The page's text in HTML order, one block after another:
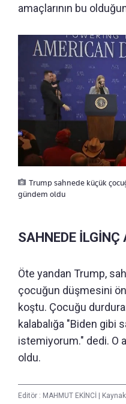
amaçlarının bu
Trump sahnede küçük
gündem oldu
SAHNEDE İLGİNÇ
Öte yandan Trump,
çocuğun düşmesini
koştu. Çocuğu
kalabalığa "Biden gibi
istemiyorum." dedi. O
oldu.
Editör : MAHMUT EKİNCİ |